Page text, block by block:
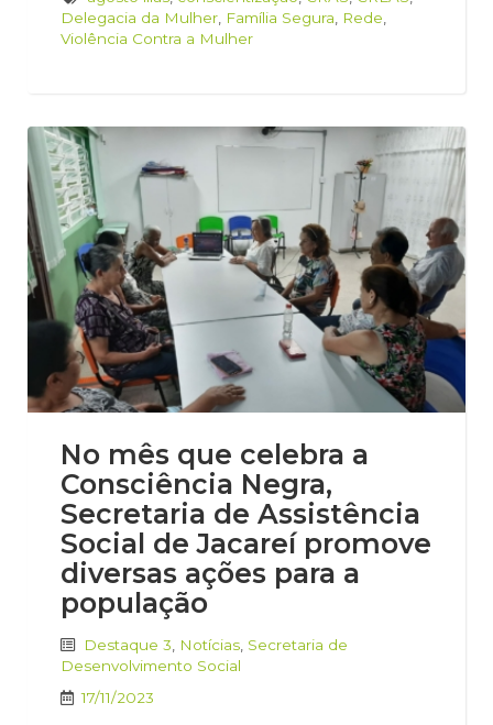
Delegacia da Mulher Família Segura Rede
Violência Contra a Mulher
No mês que celebra a
Consciência Negra,
Secretaria de Assistência
Social de Jacareí promove
diversas ações para a
população
Destaque 3 Notícias Secretaria de
Desenvolvimento Social
17/11/2023